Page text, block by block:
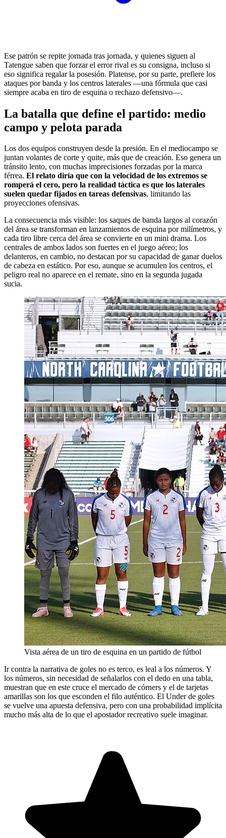
Ese patrón se repite jornada tras jornada, y quienes siguen al
Tatengue saben que forzar el error rival es su consigna, incluso si
eso significa regalar la posesión. Platense, por su parte, prefiere los
ataques por banda y los centros laterales —una fórmula que casi
siempre acaba en tiro de esquina o rechazo defensivo—.
La batalla que define el partido: medio
campo y pelota parada
Los dos equipos construyen desde la presión. En el mediocampo se
juntan volantes de corte y quite, más que de creación. Eso genera un
tránsito lento, con muchas imprecisiones forzadas por la marca
férrea. El relato diría que con la velocidad de los extremos se
romperá el cero, pero la realidad táctica es que los laterales
suelen quedar fijados en tareas defensivas, limitando las
proyecciones ofensivas.
La consecuencia más visible: los saques de banda largos al corazón
del área se transforman en lanzamientos de esquina por milímetros, y
cada tiro libre cerca del área se convierte en un mini drama. Los
centrales de ambos lados son fuertes en el juego aéreo; los
delanteros, en cambio, no destacan por su capacidad de ganar duelos
de cabeza en estático. Por eso, aunque se acumulen los centros, el
peligro real no aparece en el remate, sino en la segunda jugada
sucia.
Vista aérea de un tiro de esquina en un partido de fútbol
Ir contra la narrativa de goles no es terco, es leal a los números. Y
los números, sin necesidad de señalarlos con el dedo en una tabla,
muestran que en este cruce el mercado de córners y el de tarjetas
amarillas son los que esconden el filo auténtico. El Under de goles
se vuelve una apuesta defensiva, pero con una probabilidad implícita
mucho más alta de lo que el apostador recreativo suele imaginar.